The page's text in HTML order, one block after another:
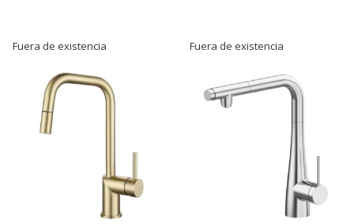
Fuera de existencia Fuera de existencia